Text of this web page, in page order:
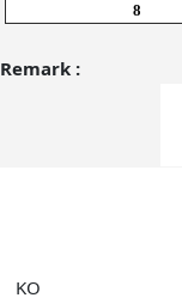
8
Remark :
KO